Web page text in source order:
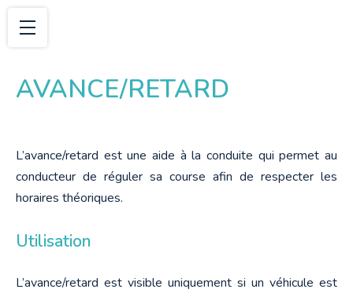
AVANCE/RETARD
L’avance/retard est une aide à la conduite qui permet au
conducteur de réguler sa course afin de respecter les
horaires théoriques.
Utilisation
L’avance/retard est visible uniquement si un véhicule est